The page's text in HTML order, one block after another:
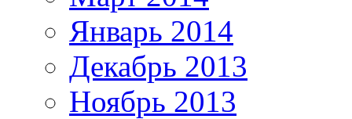
Январь 2014
Декабрь 2013
Ноябрь 2013